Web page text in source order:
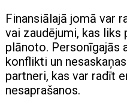
Finansiālajā jomā var
vai zaudējumi, kas
plānoto.
konflikti un
partneri, kas var radīt
nesaprašanos.